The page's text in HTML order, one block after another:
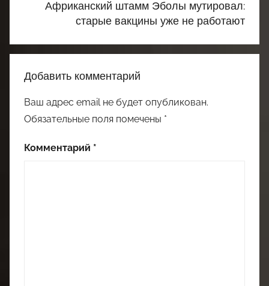
Африканский штамм Эболы мутировал:
старые вакцины уже не работают
Добавить комментарий
Ваш адрес email не будет опубликован.
Обязательные поля помечены *
Комментарий *